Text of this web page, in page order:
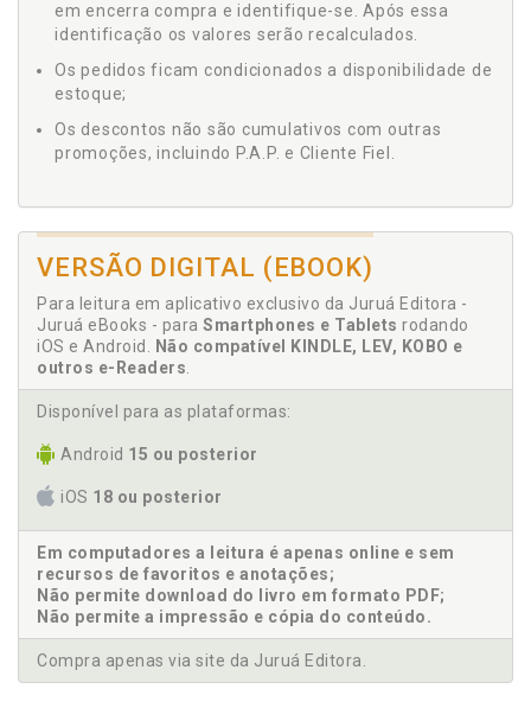
em encerra compra e identifique-se. Após essa
identificação os valores serão recalculados.
Os pedidos ficam condicionados a disponibilidade de
estoque;
Os descontos não são cumulativos com outras
promoções, incluindo P.A.P. e Cliente Fiel.
VERSÃO DIGITAL (EBOOK)
Para leitura em aplicativo exclusivo da Juruá Editora -
Juruá eBooks - para Smartphones e Tablets rodando
iOS e Android.
Não compatível KINDLE, LEV, KOBO e
outros e-Readers
Disponível para as plataformas:
Android 15 ou posterior
iOS 18 ou posterior
Em computadores a leitura é apenas online e sem
recursos de favoritos e anotações;
Não permite download do livro em formato PDF;
Não permite a impressão e cópia do conteúdo.
Compra apenas via site da Juruá Editora.